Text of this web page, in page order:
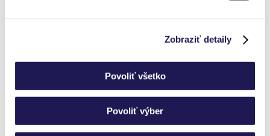
Zobraziť detaily
Povoliť všetko
Povoliť výber
PANOGLASS | Hliníková pergola | Sklo / Matzendorf-Hölles
Přihlaste se k odběru novinek a nic vám neunikne.